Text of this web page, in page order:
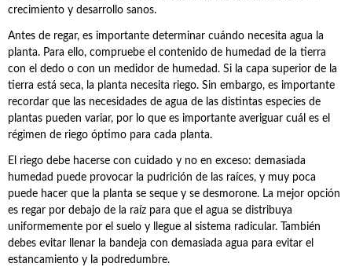
crecimiento y desarrollo sanos.
Antes de regar, es importante determinar cuándo necesita agua la
planta. Para ello, compruebe el contenido de humedad de la tierra
con el dedo o con un medidor de humedad. Si la capa superior de la
tierra está seca, la planta necesita riego. Sin embargo, es importante
recordar que las necesidades de agua de las distintas especies de
plantas pueden variar, por lo que es importante averiguar cuál es el
régimen de riego óptimo para cada planta.
El riego debe hacerse con cuidado y no en exceso: demasiada
humedad puede provocar la pudrición de las raíces, y muy poca
puede hacer que la planta se seque y se desmorone. La mejor opción
es regar por debajo de la raíz para que el agua se distribuya
uniformemente por el suelo y llegue al sistema radicular. También
debes evitar llenar la bandeja con demasiada agua para evitar el
estancamiento y la podredumbre.